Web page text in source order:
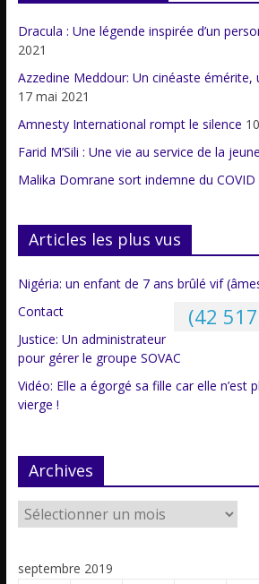
Dracula : Une légende inspirée d’un
2021
Azzedine Meddour: Un cinéaste émérite,
17 mai 2021
Amnesty International rompt le silence
Farid M’Sili : Une vie au service de la
Malika Domrane sort indemne du COVID
Articles les plus vus
Nigéria: un enfant de 7 ans brûlé vif
Contact (42
Justice: Un administrateur
pour gérer le groupe SOVAC
Vidéo: Elle a égorgé sa fille car elle n’est
vierge !
Archives
septembre 2019